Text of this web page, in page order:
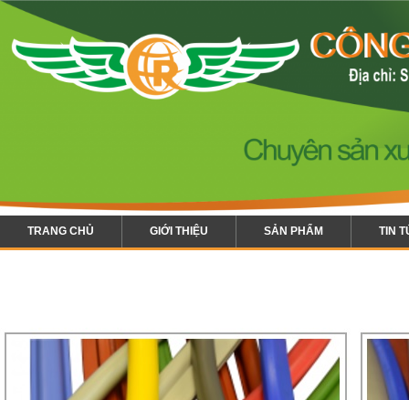
TRANG CHỦ GIỚI THIỆU SẢN PHẨM TIN